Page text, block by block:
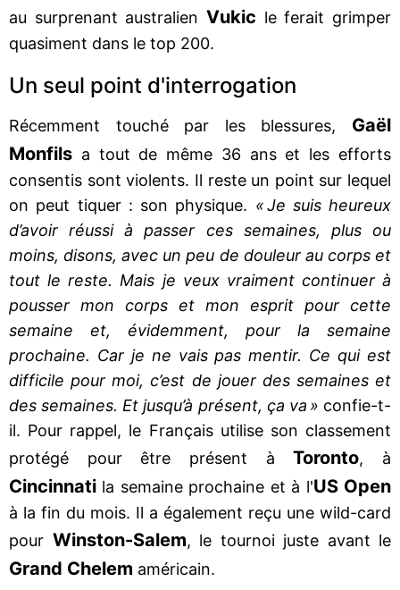
au surprenant australien Vukic le ferait grimper
quasiment dans le top 200.
Un seul point d'interrogation
Récemment touché par les blessures, Gaël
Monfils a tout de même 36 ans et les efforts
consentis sont violents. Il reste un point sur lequel
on peut tiquer : son physique. « Je suis heureux
d’avoir réussi à passer ces semaines, plus ou
moins, disons, avec un peu de douleur au corps et
tout le reste. Mais je veux vraiment continuer à
pousser mon corps et mon esprit pour cette
semaine et, évidemment, pour la semaine
prochaine. Car je ne vais pas mentir. Ce qui est
difficile pour moi, c’est de jouer des semaines et
des semaines. Et jusqu’à présent, ça va » confie-t-
il. Pour rappel, le Français utilise son classement
protégé pour être présent àToronto, à
Cincinnati la semaine prochaine et à l'US Open
à la fin du mois. Il a également reçu une wild-card
pour Winston-Salem, le tournoi juste avant le
Grand Chelem américain.